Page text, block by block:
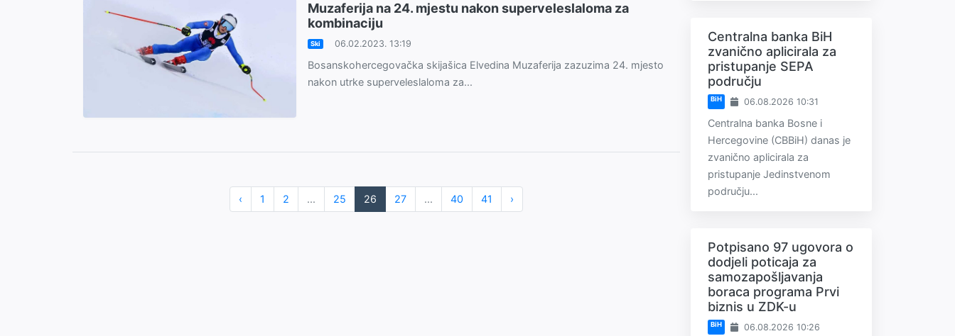
Muzaferija na 24. mjestu nakon superveleslaloma za
kombinaciju
Ski 06.02.2023. 13:19
Bosanskohercegovačka skijašica Elvedina Muzaferija zazuzima 24. mjesto
nakon utrke superveleslaloma za...
‹ 1 2 ... 25 26 27 ... 40 41 ›
Centralna banka BiH
zvanično aplicirala za
pristupanje SEPA
području
BiH 06.08.2026 10:31
Centralna banka Bosne i
Hercegovine (CBBiH) danas je
zvanično aplicirala za
pristupanje Jedinstvenom
području...
Potpisano 97 ugovora o
dodjeli poticaja za
samozapošljavanja
boraca programa Prvi
biznis u ZDK-u
BiH 06.08.2026 10:26